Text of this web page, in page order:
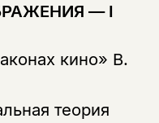
— I
кино» В.
теория